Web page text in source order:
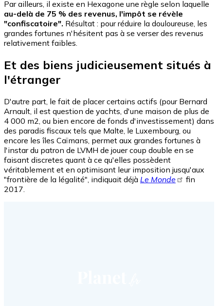
Par ailleurs, il existe en Hexagone une règle selon laquelle
au-delà de 75 % des revenus, l'impôt se révèle
"confiscatoire". Résultat : pour réduire la douloureuse, les
grandes fortunes n'hésitent pas à se verser des revenus
relativement faibles.
Et des biens judicieusement situés à
l'étranger
D'autre part, le fait de placer certains actifs (pour Bernard
Arnault, il est question de yachts, d'une maison de plus de
4 000 m2, ou bien encore de fonds d'investissement) dans
des paradis fiscaux tels que Malte, le Luxembourg, ou
encore les îles Caïmans, permet aux grandes fortunes à
l'instar du patron de LVMH de jouer coup double en se
faisant discretes quant à ce qu'elles possèdent
véritablement et en optimisant leur imposition jusqu'aux
"frontière de la légalité", indiquait déjà Le Monde
fin
2017.